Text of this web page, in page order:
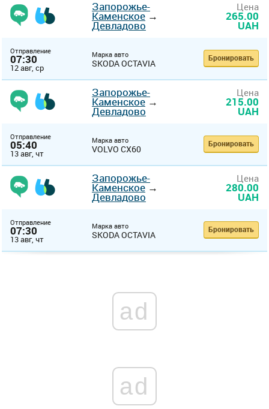
Запорожье-
Каменское→
Девладово
Цена
265.00
UAH
Отправление
07:30
12 авг, ср
Марка авто
SKODA OCTAVIA Бронировать
Запорожье-
Каменское→
Девладово
Цена
215.00
UAH
Отправление
05:40
13 авг, чт
Марка авто
VOLVO CX60 Бронировать
Запорожье-
Каменское→
Девладово
Цена
280.00
UAH
Отправление
07:30
13 авг, чт
Марка авто
SKODA OCTAVIA Бронировать
ad
ad